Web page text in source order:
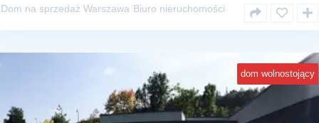
Dom na sprzedaż Warszawa Biuro nieruchomości
dom wolnostojący